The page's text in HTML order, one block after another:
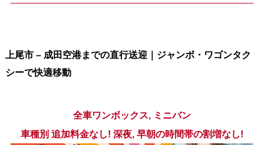
上尾市 – 成田空港までの直行送迎｜ジャンボ・ワゴンタク
シーで快適移動
全車ワンボックス, ミニバン
車種別 追加料金なし! 深夜, 早朝の時間帯の割増なし!